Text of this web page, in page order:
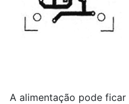
A alimentação pode